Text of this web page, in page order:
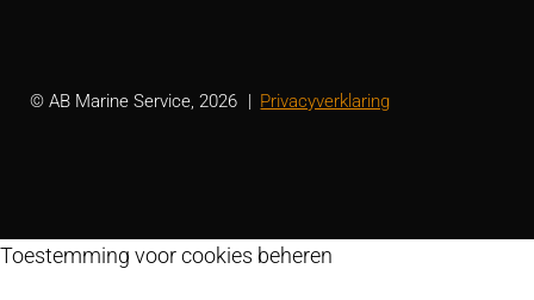
© AB Marine Service, 2026 Privacyverklaring
Toestemming voor cookies beheren